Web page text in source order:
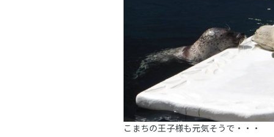
こまちの王子様も元気そうで・・・